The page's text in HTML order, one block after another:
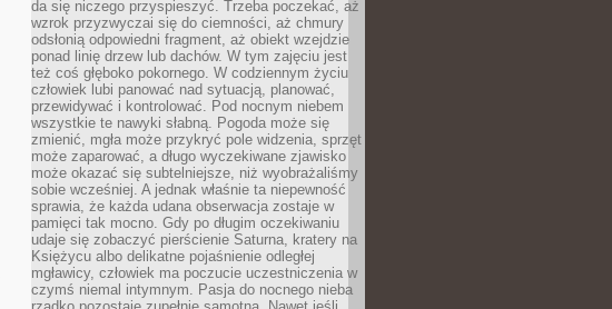
da się niczego przyspieszyć. Trzeba poczekać, aż
wzrok przyzwyczai się do ciemności, aż chmury
odsłonią odpowiedni fragment, aż obiekt wzejdzie
ponad linię drzew lub dachów. W tym zajęciu jest
też coś głęboko pokornego. W codziennym życiu
człowiek lubi panować nad sytuacją, planować,
przewidywać i kontrolować. Pod nocnym niebem
wszystkie te nawyki słabną. Pogoda może się
zmienić, mgła może przykryć pole widzenia, sprzęt
może zaparować, a długo wyczekiwane zjawisko
może okazać się subtelniejsze, niż wyobrażaliśmy
sobie wcześniej. A jednak właśnie ta niepewność
sprawia, że każda udana obserwacja zostaje w
pamięci tak mocno. Gdy po długim oczekiwaniu
udaje się zobaczyć pierścienie Saturna, kratery na
Księżycu albo delikatne pojaśnienie odległej
mgławicy, człowiek ma poczucie uczestniczenia w
czymś niemal intymnym. Pasja do nocnego nieba